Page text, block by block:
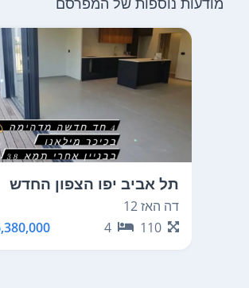
מודעות נוספות של המפרסם
תל אביב יפו הצפון החדש
החלק הצפוני
דה האז 12
110
4
₪